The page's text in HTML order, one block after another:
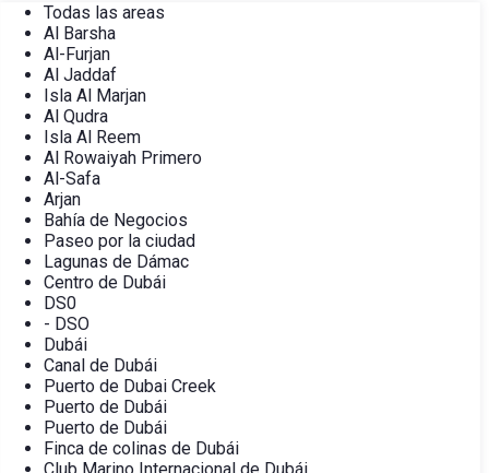
Todas las areas
Al Barsha
Al-Furjan
Al Jaddaf
Isla Al Marjan
Al Qudra
Isla Al Reem
Al Rowaiyah Primero
Al-Safa
Arjan
Bahía de Negocios
Paseo por la ciudad
Lagunas de Dámac
Centro de Dubái
DS0
- DSO
Dubái
Canal de Dubái
Puerto de Dubai Creek
Puerto de Dubái
Puerto de Dubái
Finca de colinas de Dubái